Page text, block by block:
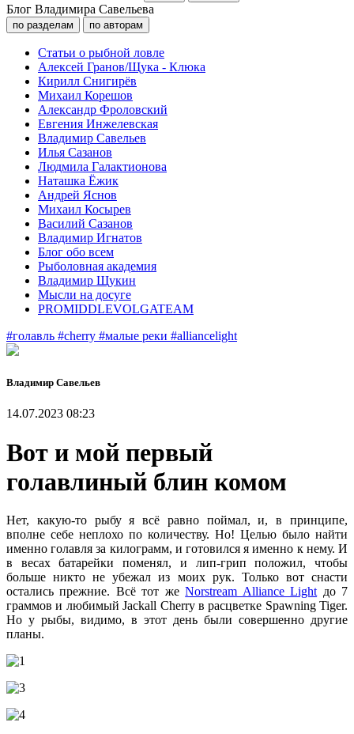
Блог Владимира Савельева
по разделам по авторам
Статьи о рыбной ловле
Алексей Гранов/Щука - Клюка
Кирилл Снигирёв
Михаил Корешов
Александр Фроловский
Евгения Инжелевская
Владимир Савельев
Илья Сазанов
Людмила Галактионова
Наташка Ёжик
Андрей Яснов
Михаил Косырев
Василий Сазанов
Владимир Игнатов
Блог обо всем
Рыболовная академия
Владимир Щукин
Мысли на досуге
PROMIDDLEVOLGATEAM
#голавль #cherry #малые реки #alliancelight
Владимир Савельев
14.07.2023 08:23
Вот и мой первый
голавлиный блин комом
Нет, какую-то рыбу я всё равно поймал, и, в принципе,
вполне себе неплохо по количеству. Но! Целью было найти
именно голавля за килограмм, и готовился я именно к нему. И
в весах батарейки поменял, и лип-грип положил, чтобы
больше никто не убежал из моих рук. Только вот снасти
остались прежние. Всё тот жеNorstream Alliance Light до 7
граммов и любимый Jackall Cherry в расцветке Spawning Tiger.
Но у рыбы, видимо, в этот день были совершенно другие
планы.